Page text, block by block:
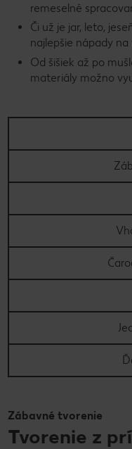
remeselné
Či už je jar, leto,
najlepšie nápady
Od šišiek až po
materiály možno
Zábavné tvorenie
Tvorenie z